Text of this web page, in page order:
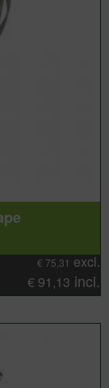
€ 75,31 excl.
€ 91,13 incl.